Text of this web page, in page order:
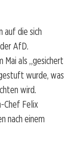
auf die sich
AfD.
als „gesichert
wurde, was
wird.
Chef Felix
nach einem